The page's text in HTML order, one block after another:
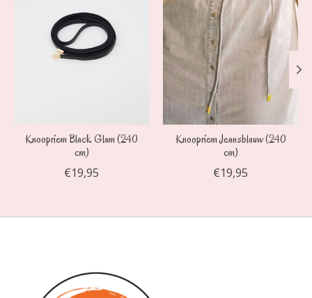
Knoopriem Black Glam (240
cm)
€19,95
Knoopriem Jeansblauw (240
cm)
€19,95